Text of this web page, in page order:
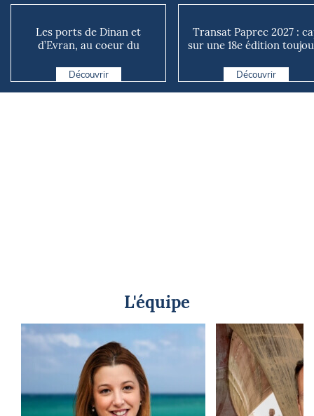
Les ports de Dinan et
d’Evran, au coeur du
Découvrir
Transat Paprec 2027 :
sur une 18e édition
Découvrir
L'équipe